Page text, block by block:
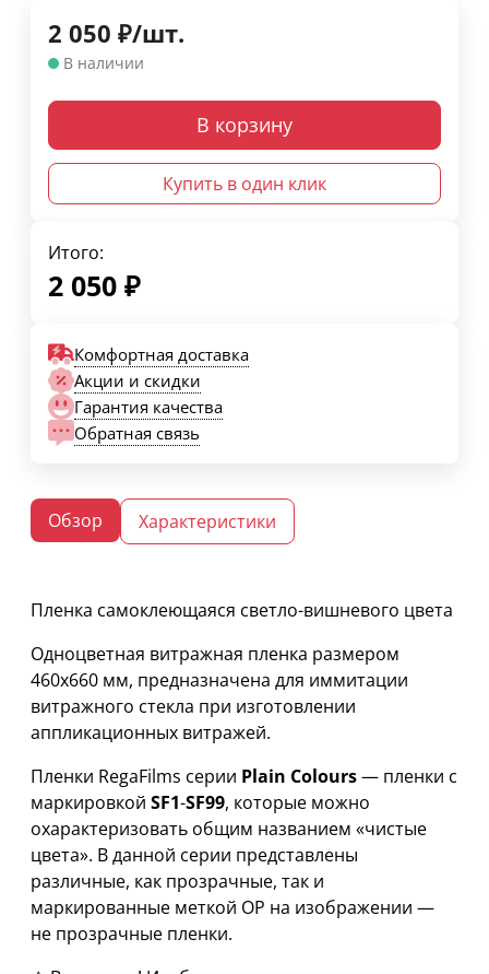
2 050 ₽/шт.
В наличии
В корзину
Купить в один клик
Итого:
2 050 ₽
Комфортная доставка
Акции и скидки
Гарантия качества
Обратная связь
Обзор Характеристики
Пленка самоклеющаяся светло-вишневого цвета
Одноцветная витражная пленка размером
460х660 мм, предназначена для иммитации
витражного стекла при изготовлении
аппликационных витражей.
Пленки RegaFilms серии Plain Colours— пленки с
маркировкой SF1-SF99, которые можно
охарактеризовать общим названием «чистые
цвета». В данной серии представлены
различные, как прозрачные, так и
маркированные меткой OP на изображении —
не прозрачные пленки.